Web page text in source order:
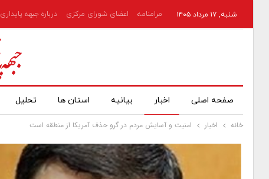
شنبه, ۱۷ مرداد ۱۴۰۵ مرامنامه اعضای شورای مرکزی درباره جبهه پایداری
صفحه اصلی اخبار بیانیه استان ها تحلیل
خانه اخبار امنیت و آسایش مردم در گرو حذف آمریکا از منطقه است